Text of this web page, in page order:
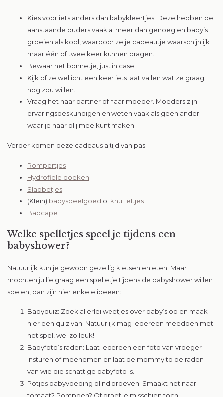
Kies voor iets anders dan babykleertjes. Deze hebben de
aanstaande ouders vaak al meer dan genoeg en baby’s
groeien als kool, waardoor ze je cadeautje waarschijnlijk
maar één of twee keer kunnen dragen.
Bewaar het bonnetje, just in case!
Kijk of ze wellicht een keer iets laat vallen wat ze graag
nog zou willen.
Vraag het haar partner of haar moeder. Moeders zijn
ervaringsdeskundigen en weten vaak als geen ander
waar je haar blij mee kunt maken.
Verder komen deze cadeaus altijd van pas:
Rompertjes
Hydrofiele doeken
Slabbetjes
(Klein) babyspeelgoed ofknuffeltjes
Badcape
Welke spelletjes speel je tijdens een
babyshower?
Natuurlijk kun je gewoon gezellig kletsen en eten. Maar
mochten jullie graag een spelletje tijdens de babyshower willen
spelen, dan zijn hier enkele ideeën:
Babyquiz: Zoek allerlei weetjes over baby’s op en maak
hier een quiz van. Natuurlijk mag iedereen meedoen met
het spel, wel zo leuk!
Babyfoto’s raden: Laat iedereen een foto van vroeger
insturen of meenemen en laat de mommy to be raden
van wie die schattige babyfoto is.
Potjes babyvoeding blind proeven: Smaakt het naar
tomaat? Pompoen? Of proef je misschien toch